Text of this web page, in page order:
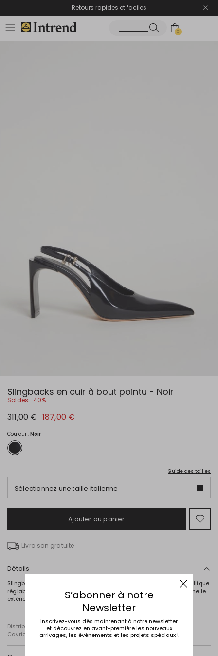
Retours rapides et faciles
0
Slingbacks en cuir à bout pointu - Noir
Soldes -40%
Prix
original
€
311,00 € Nouveau
prix
187,00 €
Couleur :Noir
Guide des tailles
Sélectionnez une taille italienne
Ajouter au panier
Livraison gratuite
Détails
Slingbacks à bout pointu en cuir vernis, ornées d'une boucle métallique
réglable en forme de S. Talon fin, semelle intérieure en nappa. Semelle
extérieure en cuir dotée d'un patin antidérapant en caoutchouc.
Distribué par Diffusione Tessile S.r.l., dont le siège social est à
Cavriago, Reggio Emilia (Italie), Via Santi n° 8, 42025
S’abonner à notre
Newsletter
Inscrivez-vous dès maintenant à notre newsletter
et découvrez en avant-première les nouveaux
arrivages, les événements et les projets spéciaux !